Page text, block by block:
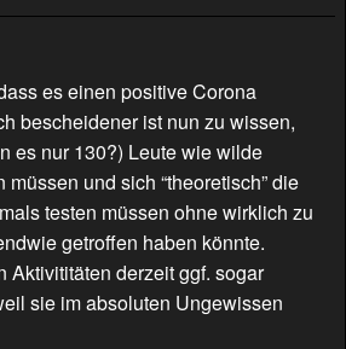
es einen positive Corona
bescheidener ist nun zu wissen,
es nur 130?) Leute wie wilde
und sich “theoretisch” die
testen müssen ohne wirklich zu
getroffen haben könnte.
Aktivititäten derzeit ggf. sogar
sie im absoluten Ungewissen